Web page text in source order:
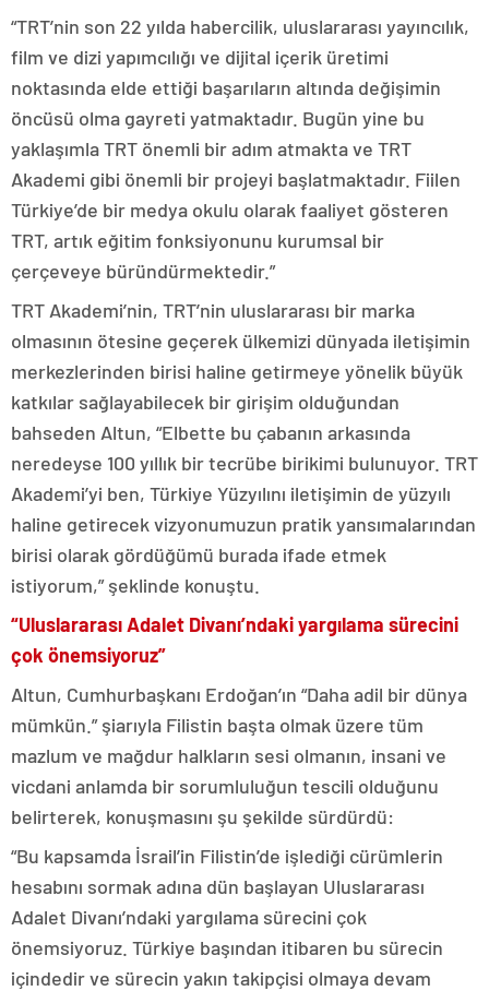
“TRT’nin son 22 yılda habercilik, uluslararası yayıncılık,
film ve dizi yapımcılığı ve dijital içerik üretimi
noktasında elde ettiği başarıların altında değişimin
öncüsü olma gayreti yatmaktadır. Bugün yine bu
yaklaşımla TRT önemli bir adım atmakta ve TRT
Akademi gibi önemli bir projeyi başlatmaktadır. Fiilen
Türkiye’de bir medya okulu olarak faaliyet gösteren
TRT, artık eğitim fonksiyonunu kurumsal bir
çerçeveye büründürmektedir.”
TRT Akademi’nin, TRT’nin uluslararası bir marka
olmasının ötesine geçerek ülkemizi dünyada iletişimin
merkezlerinden birisi haline getirmeye yönelik büyük
katkılar sağlayabilecek bir girişim olduğundan
bahseden Altun, “Elbette bu çabanın arkasında
neredeyse 100 yıllık bir tecrübe birikimi bulunuyor. TRT
Akademi’yi ben, Türkiye Yüzyılını iletişimin de yüzyılı
haline getirecek vizyonumuzun pratik yansımalarından
birisi olarak gördüğümü burada ifade etmek
istiyorum,” şeklinde konuştu.
“Uluslararası Adalet Divanı’ndaki yargılama sürecini
çok önemsiyoruz”
Altun, Cumhurbaşkanı Erdoğan’ın “Daha adil bir dünya
mümkün.” şiarıyla Filistin başta olmak üzere tüm
mazlum ve mağdur halkların sesi olmanın, insani ve
vicdani anlamda bir sorumluluğun tescili olduğunu
belirterek, konuşmasını şu şekilde sürdürdü:
“Bu kapsamda İsrail’in Filistin’de işlediği cürümlerin
hesabını sormak adına dün başlayan Uluslararası
Adalet Divanı’ndaki yargılama sürecini çok
önemsiyoruz. Türkiye başından itibaren bu sürecin
içindedir ve sürecin yakın takipçisi olmaya devam